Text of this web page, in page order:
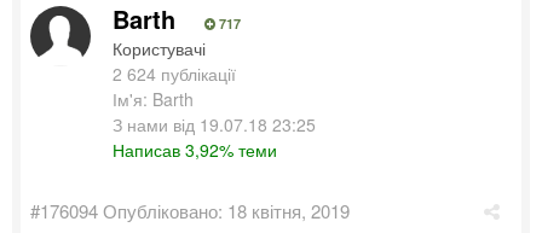
Barth 717
Користувачі
2 624 публікації
Ім'я: Barth
З нами від 19.07.18 23:25
Написав 3,92% теми
#176094Опубліковано: 18 квітня, 2019